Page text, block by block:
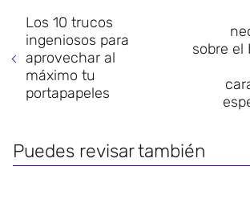
Los 10 trucos
ingeniosos para
aprovechar al
máximo tu
portapapeles
sobre el
Puedes revisar también